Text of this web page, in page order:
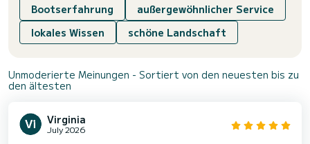
Bootserfahrung
außergewöhnlicher Service
lokales Wissen
schöne Landschaft
Unmoderierte Meinungen - Sortiert von den neuesten bis zu
den ältesten
Virginia
July 2026